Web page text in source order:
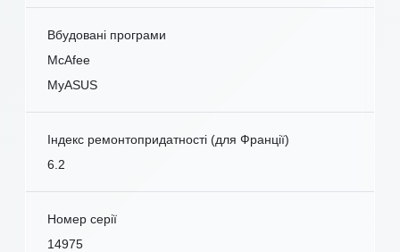
Вбудовані програми
McAfee
MyASUS
Індекс ремонтопридатності (для Франції)
6.2
Номер серії
14975